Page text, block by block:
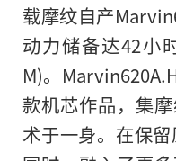
载摩纹自产
动力储备达42小
M)。
款机芯作品，集
术于一身。在保